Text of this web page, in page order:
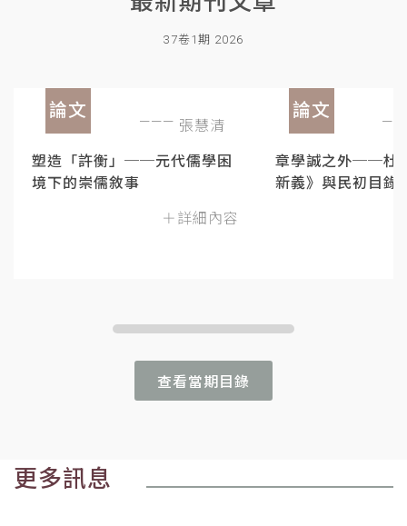
37卷1期 2026
論文
張慧清
塑造「許衡」──元代儒學困
境下的崇儒敘事
＋詳細內容
論文
章學誠之外──杜
新義》與民初目錄
查看當期目錄
更多訊息